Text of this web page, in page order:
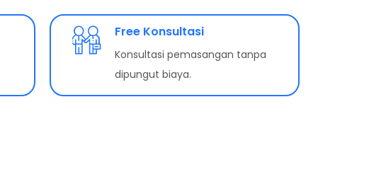
Free Konsultasi
Konsultasi pemasangan tanpa
dipungut biaya.